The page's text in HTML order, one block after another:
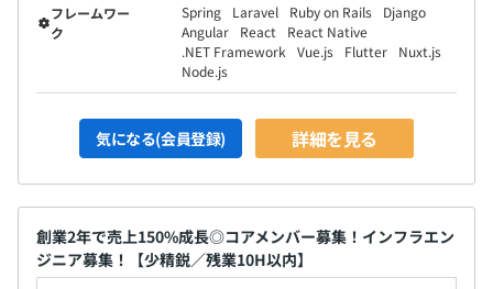
フレームワー
ク
Spring Laravel Ruby on Rails
Django
Angular
React
React Native
.NET Framework
Vue.js Flutter
Nuxt.js
Node.js
気になる(会員登録) 詳細を見る
創業2年で売上150%成長◎コアメンバー募集！インフラエン
ジニア募集！【少精鋭／残業10H以内】